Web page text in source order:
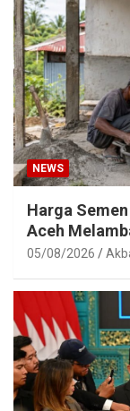
NEWS
Harga
Aceh
05/08/2026